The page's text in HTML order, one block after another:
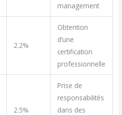
management
2.2%
Obtention
d’une
certification
professionnelle
2.5%
Prise de
responsabilités
dans des